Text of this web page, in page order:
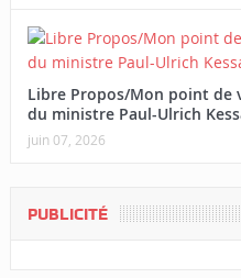
Libre Propos/Mon point de
du ministre Paul-Ulrich
juin 07, 2026
PUBLICITÉ